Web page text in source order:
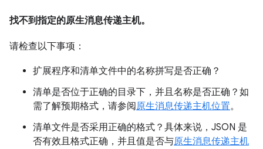
找不到指定的原生消息传递主机。
请检查以下事项：
扩展程序和清单文件中的名称拼写是否正确？
清单是否位于正确的目录下，并且名称是否正确？如
需了解预期格式，请参阅原生消息传递主机位置。
清单文件是否采用正确的格式？具体来说，JSON 是
否有效且格式正确，并且值是否与原生消息传递主机